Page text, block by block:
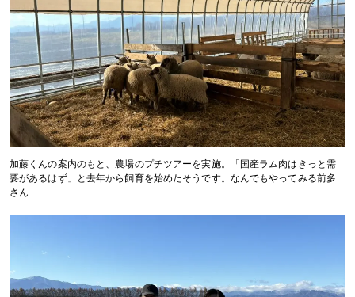
加藤くんの案内のもと、農場のプチツアーを実施。「国産ラム肉はきっと需
要があるはず」と去年から飼育を始めたそうです。なんでもやってみる前多
さん